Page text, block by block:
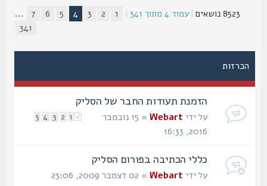
|עמוד4מתוך341
|
1
5
7
...
הכרזות
הזמנת תעודות החבר של הסליק
2
3
4
5 על ידיWebart
» 15 נובמבר
כללי הכתיבה בפורום הסליק
על ידיWebart» 02 דצמבר 2009, 23:06